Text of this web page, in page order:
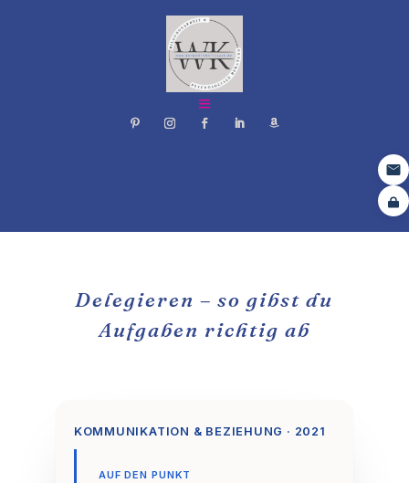
Delegieren – so gibst du
Aufgaben richtig ab
KOMMUNIKATION & BEZIEHUNG · 2021
AUF DEN PUNKT